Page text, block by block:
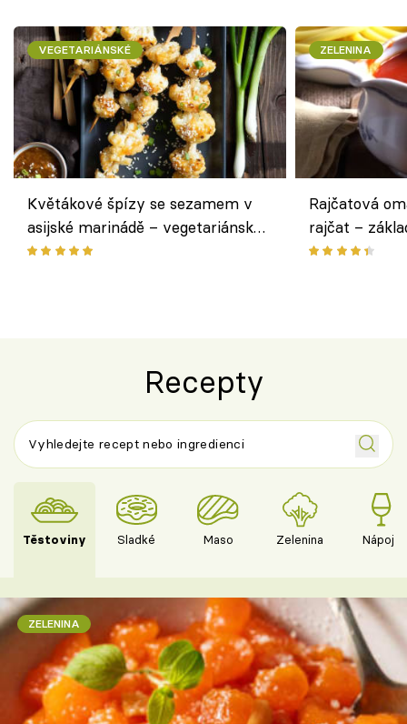
VEGETARIÁNSKÉ
Květákové špízy se sezamem v
asijské marinádě – vegetariánská
chuťovka z grilu
ZELENINA
Rajčatová
rajčat –
Recepty
Těstoviny Sladké Maso Zelenina Nápoje
ZELENINA